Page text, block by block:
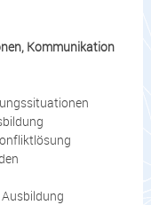
Kommunikation